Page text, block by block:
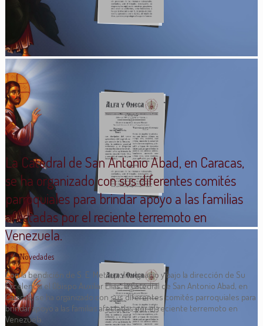
La Catedral de San Antonio Abad, en Caracas,
se ha organizado con sus diferentes comités
parroquiales para brindar apoyo a las familias
afectadas por el reciente terremoto en
Venezuela.
Novedades
Con la bendición de S. E. Metropolita Ignacio y bajo la dirección de Su
Excelencia el Obispo Auxiliar Elías, la Catedral de San Antonio Abad, en
Caracas, se ha organizado con sus diferentes comités parroquiales para
brindar apoyo a las familias afectadas por el reciente terremoto en
Venezuela.